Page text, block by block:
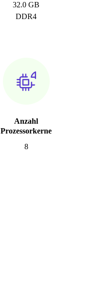
32.0 GB
DDR4
Anzahl
Prozessorkerne
8